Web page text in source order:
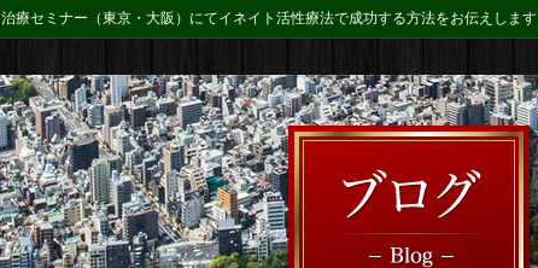
治療セミナー（東京・大阪）にてイネイト活性療法で成功する方法をお伝えします